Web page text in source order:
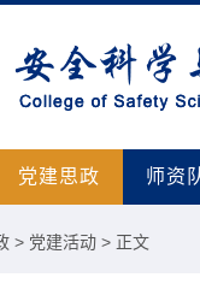
党建思政 师资
> 党建活动 > 正文